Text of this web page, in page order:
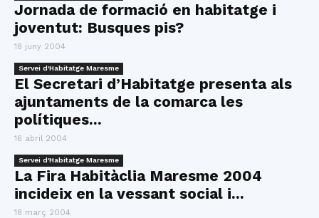
Jornada de formació en habitatge i
joventut: Busques pis?
18 juny 2004
Servei d'Habitatge Maresme
El Secretari d’Habitatge presenta als
ajuntaments de la comarca les
polítiques...
16 abril 2004
Servei d'Habitatge Maresme
La Fira Habitàclia Maresme 2004
incideix en la vessant social i...
18 març 2004